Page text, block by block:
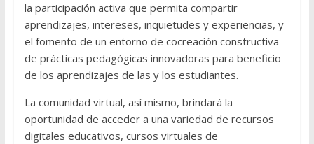
la participación activa que permita compartir
aprendizajes, intereses, inquietudes y experiencias, y
el fomento de un entorno de cocreación constructiva
de prácticas pedagógicas innovadoras para beneficio
de los aprendizajes de las y los estudiantes.
La comunidad virtual, así mismo, brindará la
oportunidad de acceder a una variedad de recursos
digitales educativos, cursos virtuales de